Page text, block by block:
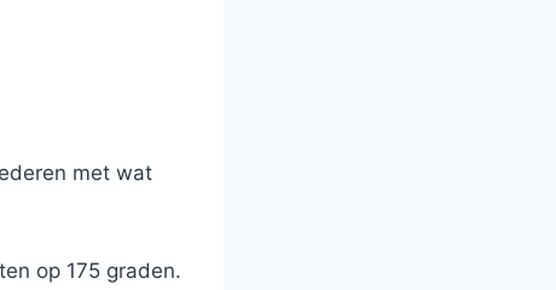
met wat
op 175 graden.